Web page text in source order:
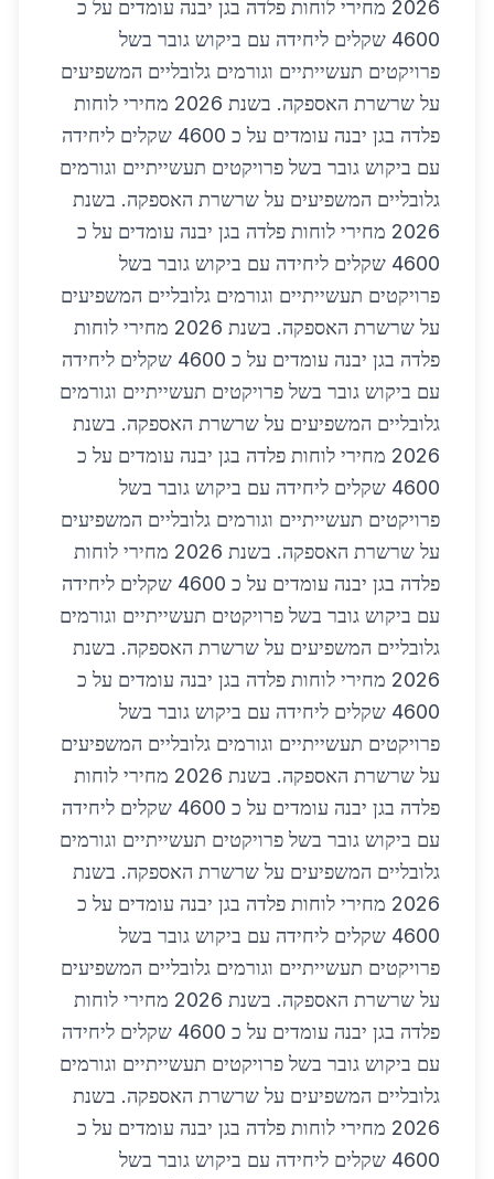
2026 מחירי לוחות פלדה בגן יבנה עומדים על כ
4600 שקלים ליחידה עם ביקוש גובר בשל
פרויקטים תעשייתיים וגורמים גלובליים המשפיעים
על שרשרת האספקה. בשנת 2026 מחירי לוחות
פלדה בגן יבנה עומדים על כ 4600 שקלים ליחידה
עם ביקוש גובר בשל פרויקטים תעשייתיים וגורמים
גלובליים המשפיעים על שרשרת האספקה. בשנת
2026 מחירי לוחות פלדה בגן יבנה עומדים על כ
4600 שקלים ליחידה עם ביקוש גובר בשל
פרויקטים תעשייתיים וגורמים גלובליים המשפיעים
על שרשרת האספקה. בשנת 2026 מחירי לוחות
פלדה בגן יבנה עומדים על כ 4600 שקלים ליחידה
עם ביקוש גובר בשל פרויקטים תעשייתיים וגורמים
גלובליים המשפיעים על שרשרת האספקה. בשנת
2026 מחירי לוחות פלדה בגן יבנה עומדים על כ
4600 שקלים ליחידה עם ביקוש גובר בשל
פרויקטים תעשייתיים וגורמים גלובליים המשפיעים
על שרשרת האספקה. בשנת 2026 מחירי לוחות
פלדה בגן יבנה עומדים על כ 4600 שקלים ליחידה
עם ביקוש גובר בשל פרויקטים תעשייתיים וגורמים
גלובליים המשפיעים על שרשרת האספקה. בשנת
2026 מחירי לוחות פלדה בגן יבנה עומדים על כ
4600 שקלים ליחידה עם ביקוש גובר בשל
פרויקטים תעשייתיים וגורמים גלובליים המשפיעים
על שרשרת האספקה. בשנת 2026 מחירי לוחות
פלדה בגן יבנה עומדים על כ 4600 שקלים ליחידה
עם ביקוש גובר בשל פרויקטים תעשייתיים וגורמים
גלובליים המשפיעים על שרשרת האספקה. בשנת
2026 מחירי לוחות פלדה בגן יבנה עומדים על כ
4600 שקלים ליחידה עם ביקוש גובר בשל
פרויקטים תעשייתיים וגורמים גלובליים המשפיעים
על שרשרת האספקה. בשנת 2026 מחירי לוחות
פלדה בגן יבנה עומדים על כ 4600 שקלים ליחידה
עם ביקוש גובר בשל פרויקטים תעשייתיים וגורמים
גלובליים המשפיעים על שרשרת האספקה. בשנת
2026 מחירי לוחות פלדה בגן יבנה עומדים על כ
4600 שקלים ליחידה עם ביקוש גובר בשל